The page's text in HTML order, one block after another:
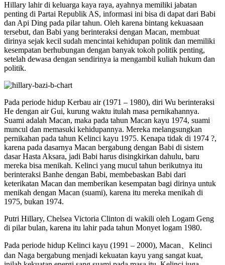
Hillary lahir di keluarga kaya raya, ayahnya memiliki jabatan
penting di Partai Republik AS, informasi ini bisa di dapat dari Babi
dan Api Ding pada pilar tahun. Oleh karena bintang kekuasaan
tersebut, dan Babi yang berinteraksi dengan Macan, membuat
dirinya sejak kecil sudah mencintai kehidupan politik dan memiliki
kesempatan berhubungan dengan banyak tokoh politik penting,
setelah dewasa dengan sendirinya ia mengambil kuliah hukum dan
politik.
Pada periode hidup Kerbau air (1971 – 1980), diri Wu berinteraksi
He dengan air Gui, kurung waktu itulah masa pernikahannya.
Suami adalah Macan, maka pada tahun Macan kayu 1974, suami
muncul dan memasuki kehidupannya. Mereka melangsungkan
pernikahan pada tahun Kelinci kayu 1975. Kenapa tidak di 1974 ?,
karena pada dasarnya Macan bergabung dengan Babi di sistem
dasar Hasta Aksara, jadi Babi harus disingkirkan dahulu, baru
mereka bisa menikah. Kelinci yang mucul tahun berikutnya itu
berinteraksi Banhe dengan Babi, membebaskan Babi dari
keterikatan Macan dan memberikan kesempatan bagi dirinya untuk
menikah dengan Macan (suami), karena itu mereka menikah di
1975, bukan 1974.
Putri Hillary, Chelsea Victoria Clinton di wakili oleh Logam Geng
di pilar bulan, karena itu lahir pada tahun Monyet logam 1980.
Pada periode hidup Kelinci kayu (1991 – 2000), Macan、Kelinci
dan Naga bergabung menjadi kekuatan kayu yang sangat kuat,